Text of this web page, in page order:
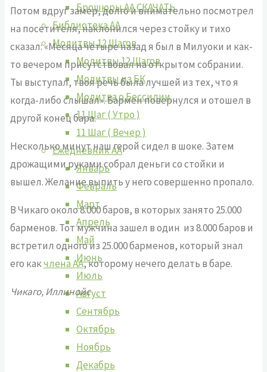
Брошюры АА СКАЧАТЬ
Библиотека АА
Молитвы 12 Шагов
Молитвы 12 Шагов
Молитвы из БК
Молитва о Бессилии.
11 Шаг ( Утро )
11 Шаг ( Вечер )
Ежедневник АА
Январь
Февраль
Март
Апрель
Май
Июнь
Июль
Август
Сентябрь
Октябрь
Ноябрь
Декабрь
Потом вдруг замер, долго и внимательно посмотрел
на посе­тителя, наклонился через стойку и тихо
сказал: «Месяца четыре назад я был в Милуоки и как-
то вечером присутствовал на от­крытом собрании.
Ты выступал, твоя речь была лучшей из тех, что я
когда-либо слышал». Бармен повернулся и отошел в
другой конец бара.
Несколько минут наш герой сидел в шоке. Затем
дрожащими руками собрал деньги со стойки и
вышел. Желание выпить у него совершенно пропало.
В Чикаго около 8.000 баров, в которых занято 25.000
барменов. Тот мужчина зашел в один из 8.000 баров и
встретил одного из 25.000 барменов, который знал
его какчлена АА, которому нечего делать в баре.
Чикаго, Иллинойс